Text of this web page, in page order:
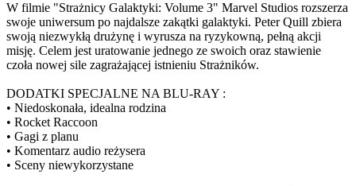
W filmie "Strażnicy Galaktyki: Volume 3" Marvel Studios rozszerza
swoje uniwersum po najdalsze zakątki galaktyki. Peter Quill zbiera
swoją niezwykłą drużynę i wyrusza na ryzykowną, pełną akcji
misję. Celem jest uratowanie jednego ze swoich oraz stawienie
czoła nowej sile zagrażającej istnieniu Strażników.
DODATKI SPECJALNE NA BLU-RAY :
• Niedoskonała, idealna rodzina
• Rocket Raccoon
• Gagi z planu
• Komentarz audio reżysera
• Sceny niewykorzystane